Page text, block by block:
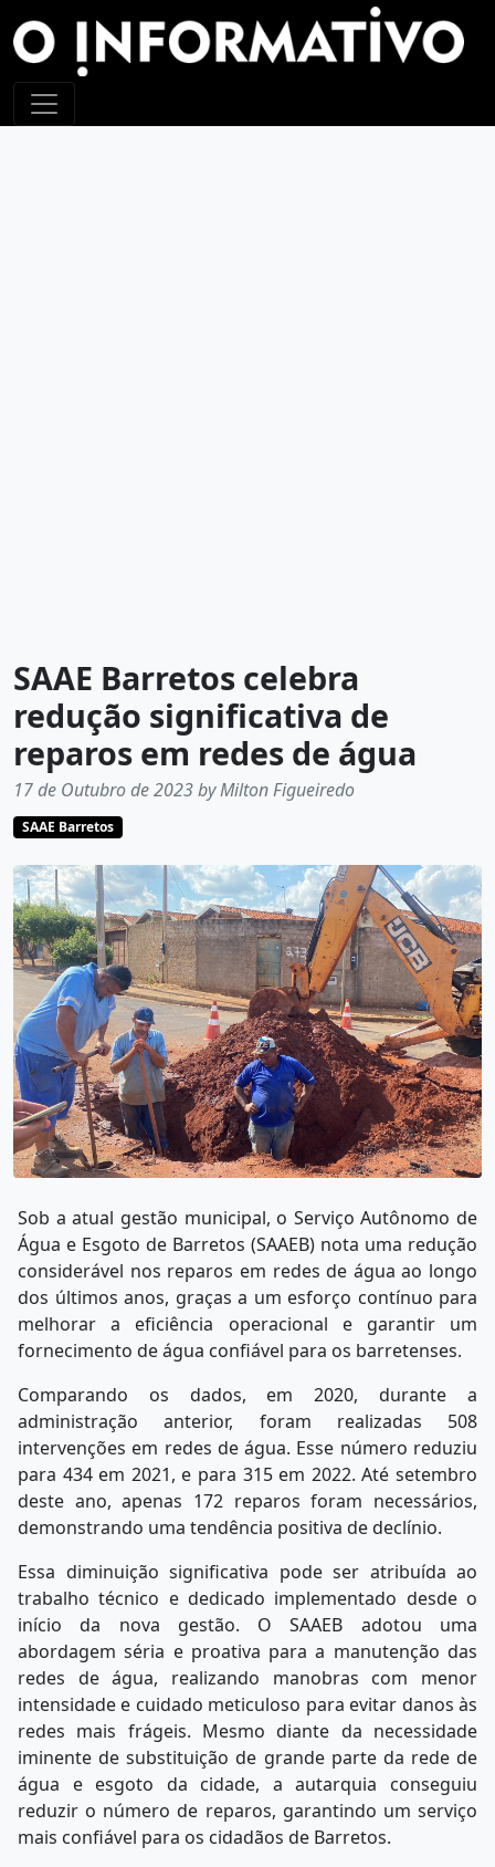
SAAE Barretos celebra
redução significativa de
reparos em redes de água
17 de Outubro de 2023 by Milton Figueiredo
SAAE Barretos
Sob a atual gestão municipal, o Serviço Autônomo de
Água e Esgoto de Barretos (SAAEB) nota uma redução
considerável nos reparos em redes de água ao longo
dos últimos anos, graças a um esforço contínuo para
melhorar a eficiência operacional e garantir um
fornecimento de água confiável para os barretenses.
Comparando os dados, em 2020, durante a
administração anterior, foram realizadas 508
intervenções em redes de água. Esse número reduziu
para 434 em 2021, e para 315 em 2022. Até setembro
deste ano, apenas 172 reparos foram necessários,
demonstrando uma tendência positiva de declínio.
Essa diminuição significativa pode ser atribuída ao
trabalho técnico e dedicado implementado desde o
início da nova gestão. O SAAEB adotou uma
abordagem séria e proativa para a manutenção das
redes de água, realizando manobras com menor
intensidade e cuidado meticuloso para evitar danos às
redes mais frágeis. Mesmo diante da necessidade
iminente de substituição de grande parte da rede de
água e esgoto da cidade, a autarquia conseguiu
reduzir o número de reparos, garantindo um serviço
mais confiável para os cidadãos de Barretos.